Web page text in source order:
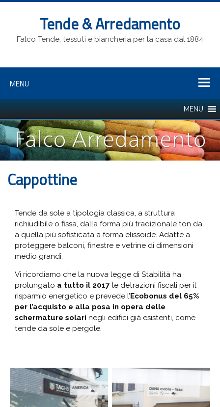
Tende & Arredamento
Falco Tende, tessuti e biancheria per la casa dal 1884
MENU
Cappottine
Tende da sole a tipologia classica, a struttura
richiudibile o fissa, dalla forma più tradizionale ton da
a quella più sofisticata a forma elissoide. Adatte a
proteggere balconi, finestre e vetrine di dimensioni
medio grandi.
Vi ricordiamo che la nuova legge di Stabilità ha
prolungato a tutto il 2017 le detrazioni fiscali per il
risparmio energetico e prevede l’Ecobonus del 65%
per l’acquisto e alla posa in opera delle
schermature solari negli edifici già esistenti, come
tende da sole e pergole.